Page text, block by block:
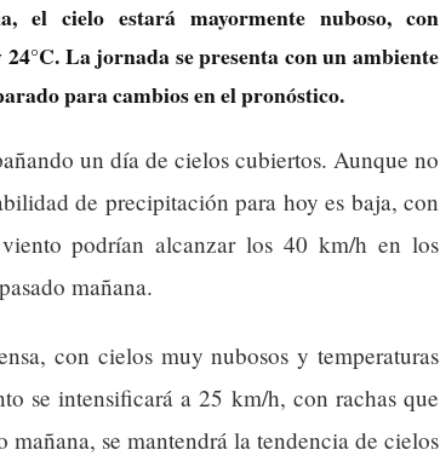
el cielo estará mayormente nuboso, con
La jornada se presenta con un ambiente
para cambios en el pronóstico.
un día de cielos cubiertos. Aunque no
de precipitación para hoy es baja, con
podrían alcanzar los 40 km/h en los
mañana.
con cielos muy nubosos y temperaturas
se intensificará a 25 km/h, con rachas que
se mantendrá la tendencia de cielos